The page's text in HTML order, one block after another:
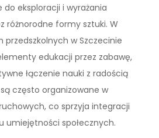
eksploracji i wyrażania
różnorodne formy sztuki. W
w Szczecinie
edukacji przez zabawę,
łączenie nauki z radością
często organizowane w
co sprzyja integracji
umiejętności społecznych.